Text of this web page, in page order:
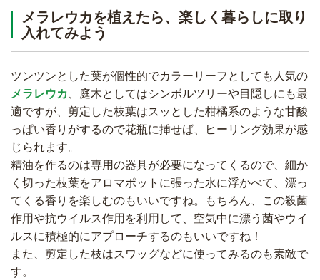
メラレウカを植えたら、楽しく暮らしに取り
入れてみよう
ツンツンとした葉が個性的でカラーリーフとしても人気の
メラレウカ 、庭木としてはシンボルツリーや目隠しにも最
適ですが、剪定した枝葉はスッとした柑橘系のような甘酸
っぱい香りがするので花瓶に挿せば、ヒーリング効果が感
じられます。
精油を作るのは専用の器具が必要になってくるので、細か
く切った枝葉をアロマポットに張った水に浮かべて、漂っ
てくる香りを楽しむのもいいですね。もちろん、この殺菌
作用や抗ウイルス作用を利用して、空気中に漂う菌やウイ
ルスに積極的にアプローチするのもいいですね！
また、剪定した枝はスワッグなどに使ってみるのも素敵で
す。